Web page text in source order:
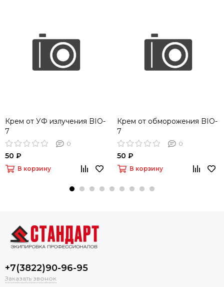
Крем от УФ излучения BIO-
7
0
50 ₽
В корзину
Крем от обморожения BIO-
7
0
50 ₽
В корзину
+7(3822)90-96-95
Заказать звонок